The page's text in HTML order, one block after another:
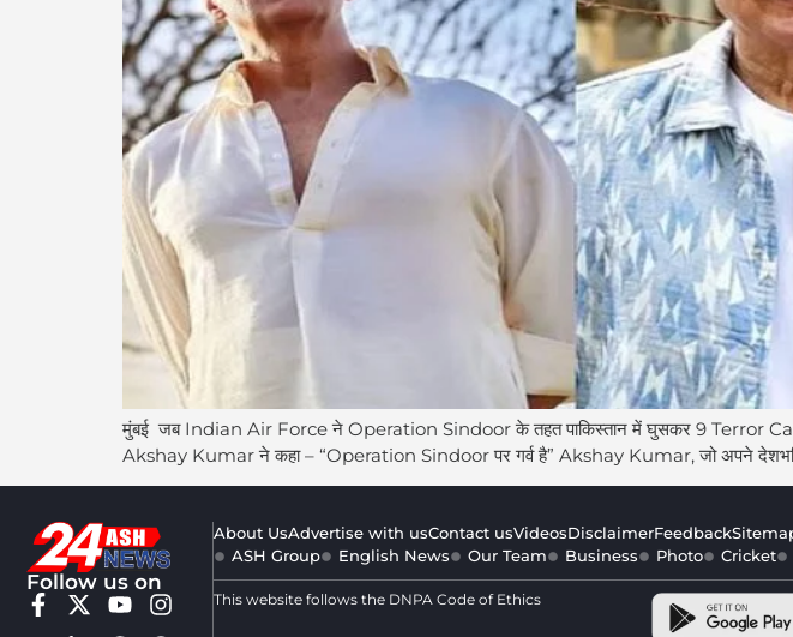
मुंबई जब Indian Air Force ने Operation Sindoor के तहत पाकिस्तान में घुसकर 9 Terror
Akshay Kumar ने कहा – “Operation Sindoor पर गर्व है” Akshay Kumar, जो अपने
Follow us on
About UsAdvertise with usContact usVideosDisclaimerFeedback
ASH Group
English News Our Team Business Photo Cricket
This website follows the DNPA Code of Ethics